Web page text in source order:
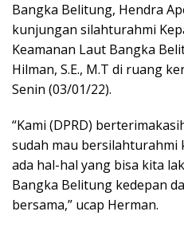
Bangka Belitung, Hendra
kunjungan silahturahmi
Keamanan Laut Bangka
Hilman, S.E., M.T di ruang
Senin (03/01/22).
“Kami (DPRD)
sudah mau bersilahturahmi
ada hal-hal yang bisa kita
Bangka Belitung kedepan
bersama,” ucap Herman.